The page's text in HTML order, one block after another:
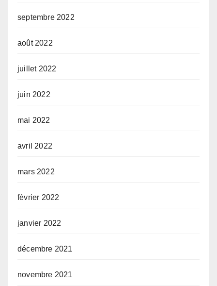
septembre 2022
août 2022
juillet 2022
juin 2022
mai 2022
avril 2022
mars 2022
février 2022
janvier 2022
décembre 2021
novembre 2021